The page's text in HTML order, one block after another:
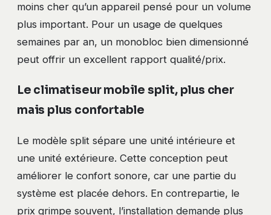
moins cher qu’un appareil pensé pour un volume
plus important. Pour un usage de quelques
semaines par an, un monobloc bien dimensionné
peut offrir un excellent rapport qualité/prix.
Le climatiseur mobile split, plus cher
mais plus confortable
Le modèle split sépare une unité intérieure et
une unité extérieure. Cette conception peut
améliorer le confort sonore, car une partie du
système est placée dehors. En contrepartie, le
prix grimpe souvent, l’installation demande plus